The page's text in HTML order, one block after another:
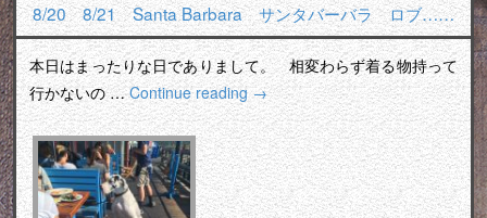
8/20 8/21 Santa Barbara サンタバーバラ ロブ……
本日はまったりな日でありまして。 相変わらず着る物持って
行かないの …Continue reading→